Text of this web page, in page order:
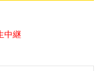
中継